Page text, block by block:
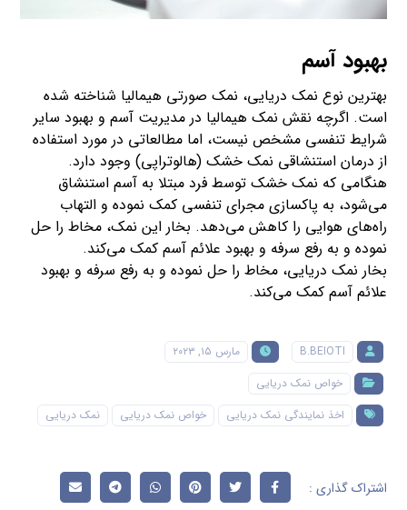
بهبود آسم
بهترین نوع نمک دریایی، نمک صورتی هیمالیا شناخته شده
است. اگرچه نقش نمک هیمالیا در مدیریت آسم و بهبود سایر
شرایط تنفسی مشخص نیست، اما مطالعاتی در مورد استفاده
از درمان استنشاقی نمک خشک (هالوتراپی) وجود دارد.
هنگامی که نمک خشک توسط فرد مبتلا به آسم استنشاق
می‌شود، به پاکسازی مجرای تنفسی کمک نموده و التهاب
راه‌های هوایی را کاهش می‌دهد. بخار این نمک، مخاط را حل
نموده و به رفع سرفه و بهبود علائم آسم کمک می‌کند.
بخار نمک دریایی، مخاط را حل نموده و به رفع سرفه و بهبود
علائم آسم کمک می‌کند.
B.BEIOTI
مارس ۱۵, ۲۰۲۳
خواص نمک دریایی
اخذ نمایندگی نمک دریایی
خواص نمک دریایی نمک دریایی